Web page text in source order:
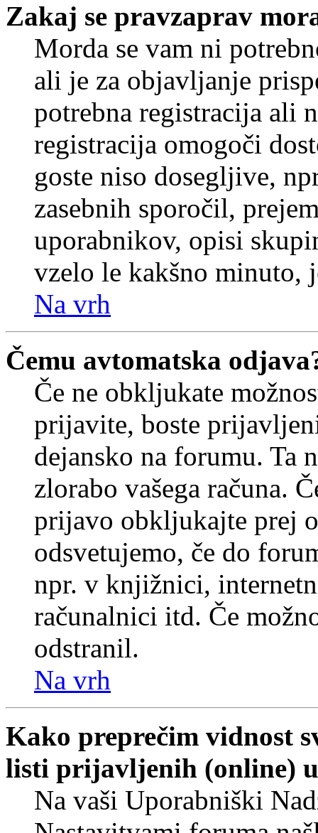
Zakaj se pravzaprav
Morda se vam ni
ali je za objavljanje
potrebna registracija ali
registracija omogoči
goste niso dosegljive,
zasebnih sporočil,
uporabnikov, opisi
vzelo le kakšno minuto,
Na vrh
Čemu avtomatska
Če ne obkljukate
prijavite, boste
dejansko na forumu. Ta
zlorabo vašega računa.
prijavo obkljukajte prej
odsvetujemo, če do
npr. v knjižnici,
računalnici itd. Če
odstranil.
Na vrh
Kako preprečim vidnost
listi prijavljenih (online)
Na vaši Uporabniški